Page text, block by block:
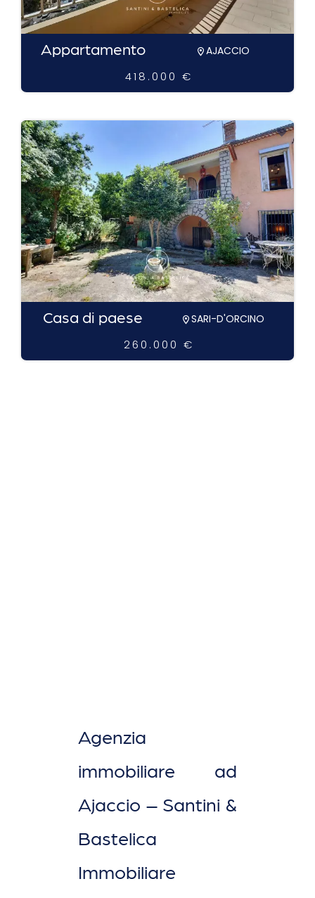
Appartamento AJACCIO
418.000 €
Casa di paese SARI-D'ORCINO
260.000 €
Agenzia
immobiliare ad
Ajaccio – Santini &
Bastelica
Immobiliare